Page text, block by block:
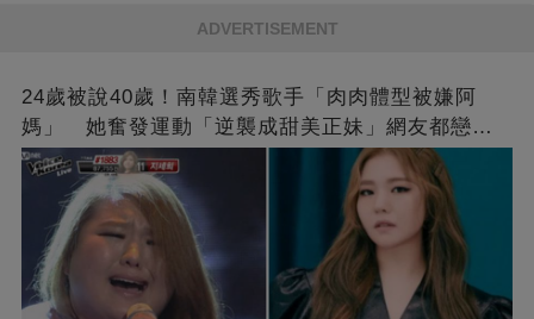
ADVERTISEMENT
24歲被說40歲！南韓選秀歌手「肉肉體型被嫌阿
媽」 她奮發運動「逆襲成甜美正妹」網友都戀愛
了❤